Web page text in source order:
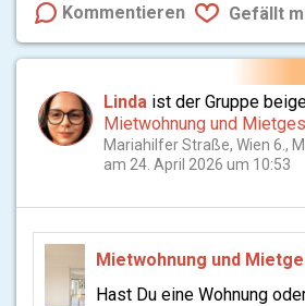
Kommentieren Gefällt
Linda ist der Gruppe
Mietwohnung und
Mariahilfer Straße, Wien 6.,
am 24. April 2026 um 10:53
Mietwohnung und
Hast Du eine Wohnung